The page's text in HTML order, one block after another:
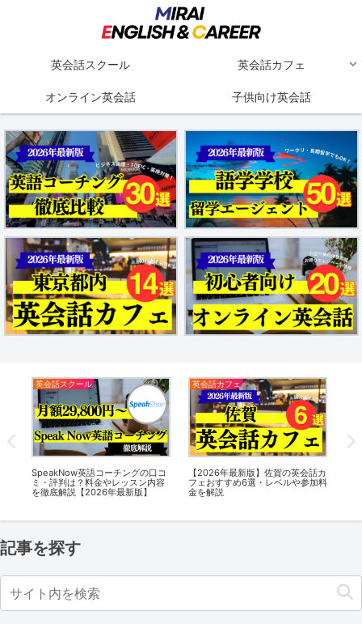
英会話スクール 英会話カフェ
オンライン英会話 子供向け英会話
佐賀の英会話カ
・レベルや参加料
英会話カフェ
【2025年最新版】原宿の英会話カ
フェおすすめ5選・レベルや参加料
金を解説
英会話カフェ
【2026年最新版】川越の
フェおすすめ5選・レベル
記事を探す